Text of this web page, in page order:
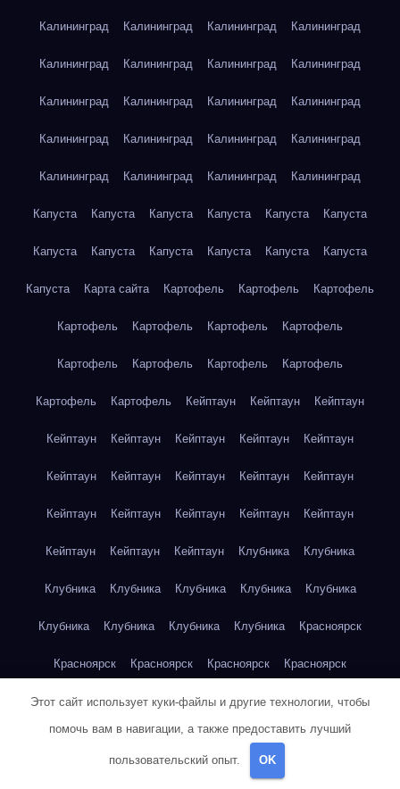
Калининград Калининград Калининград Калининград
Калининград Калининград Калининград Калининград
Калининград Калининград Калининград Калининград
Калининград Калининград Калининград Калининград
Калининград Калининград Калининград Калининград
Капуста Капуста Капуста Капуста Капуста Капуста
Капуста Капуста Капуста Капуста Капуста Капуста
Капуста Карта сайта Картофель Картофель Картофель
Картофель Картофель Картофель Картофель
Картофель Картофель Картофель Картофель
Картофель Картофель Кейптаун Кейптаун Кейптаун
Кейптаун Кейптаун Кейптаун Кейптаун Кейптаун
Кейптаун Кейптаун Кейптаун Кейптаун Кейптаун
Кейптаун Кейптаун Кейптаун Кейптаун Кейптаун
Кейптаун Кейптаун Кейптаун Клубника Клубника
Клубника Клубника Клубника Клубника Клубника
Клубника Клубника Клубника Клубника Красноярск
Красноярск Красноярск Красноярск Красноярск
Красноярск Красноярск Красноярск Красноярск
Красноярск Красноярск Красноярск
Кукуруза
Этот сайт использует куки-файлы и другие технологии, чтобы
помочь вам в навигации, а также предоставить лучший
пользовательский опыт. OK